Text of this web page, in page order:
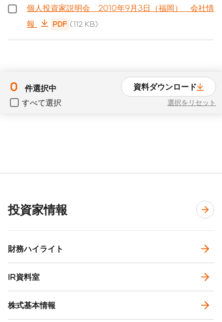
個人投資家説明会 2010年9月3日（福岡） 会社情
報
PDF (112 KB)
0
件選択中
すべて選択
資料ダウンロード
選択をリセット
投資家情報
財務ハイライト
IR資料室
株式基本情報